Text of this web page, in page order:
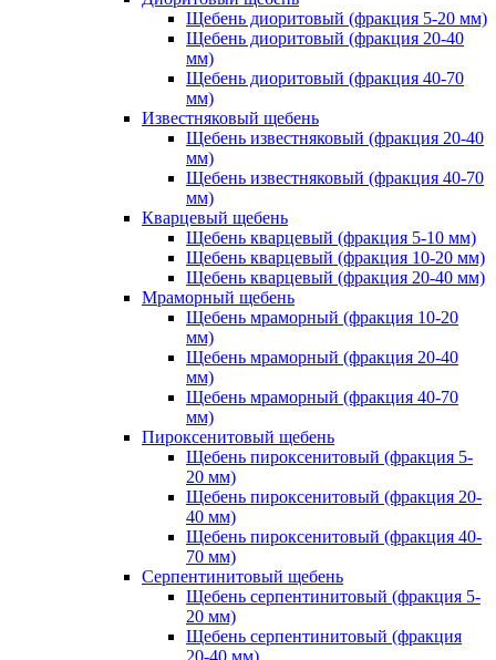
Щебень диоритовый (фракция 5-20 мм)
Щебень диоритовый (фракция 20-40
мм)
Щебень диоритовый (фракция 40-70
мм)
Известняковый щебень
Щебень известняковый (фракция 20-40
мм)
Щебень известняковый (фракция 40-70
мм)
Кварцевый щебень
Щебень кварцевый (фракция 5-10 мм)
Щебень кварцевый (фракция 10-20 мм)
Щебень кварцевый (фракция 20-40 мм)
Мраморный щебень
Щебень мраморный (фракция 10-20
мм)
Щебень мраморный (фракция 20-40
мм)
Щебень мраморный (фракция 40-70
мм)
Пироксенитовый щебень
Щебень пироксенитовый (фракция 5-
20 мм)
Щебень пироксенитовый (фракция 20-
40 мм)
Щебень пироксенитовый (фракция 40-
70 мм)
Серпентинитовый щебень
Щебень серпентинитовый (фракция 5-
20 мм)
Щебень серпентинитовый (фракция
20-40 мм)